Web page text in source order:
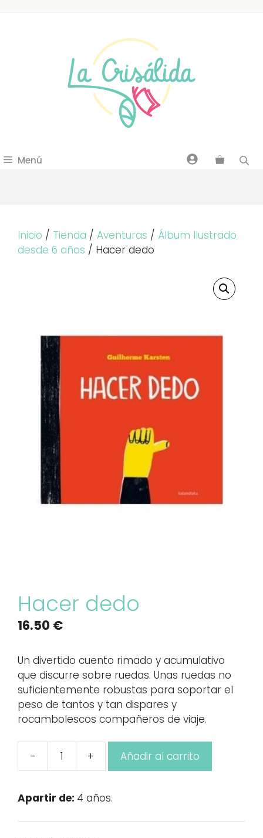
Menú
Inicio / Tienda / Aventuras / Álbum Ilustrado
desde 6 años / Hacer dedo
Hacer dedo
16.50 €
Un divertido cuento rimado y acumulativo
que discurre sobre ruedas. Unas ruedas no
suficientemente robustas para soportar el
peso de tantos y tan dispares y
rocambolescos compañeros de viaje.
-
Hacer
+ Añadir al carrito
Apartir de: 4 años.